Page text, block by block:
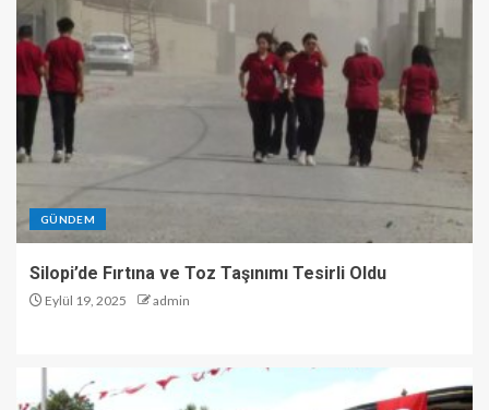
GÜNDEM
Silopi’de Fırtına ve Toz Taşınımı Tesirli Oldu
Eylül 19, 2025 admin